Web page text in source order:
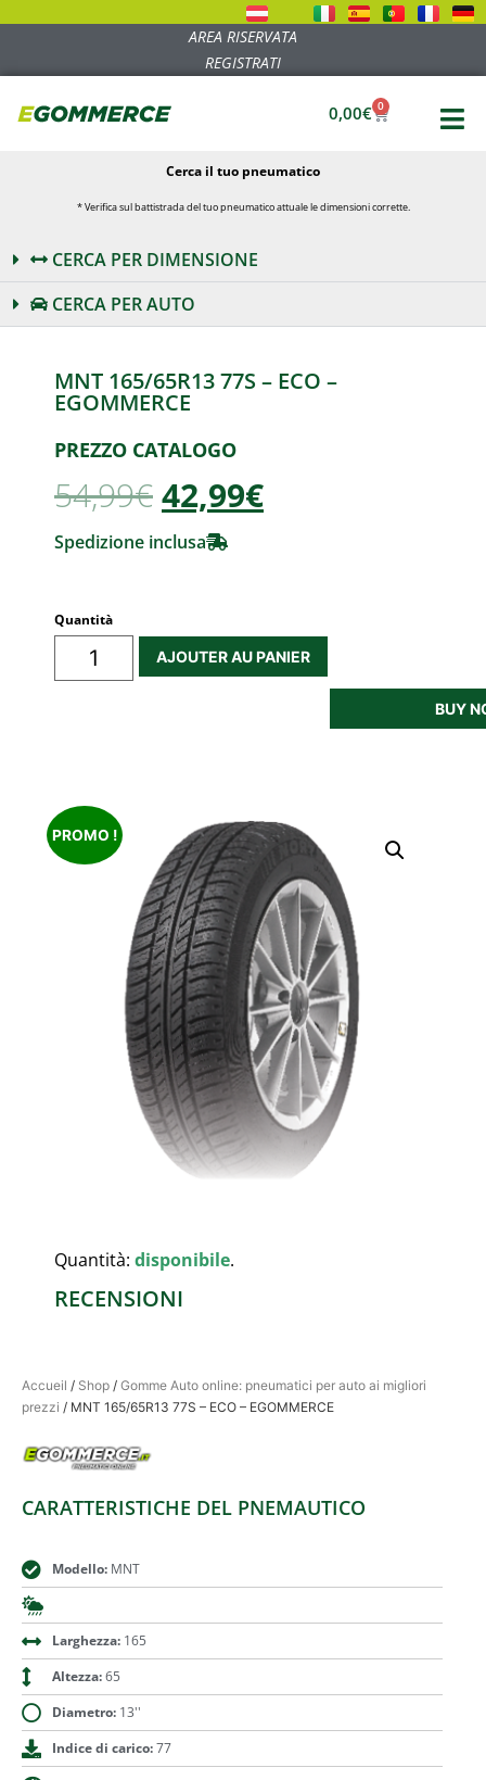
AREA RISERVATA
REGISTRATI
0,00€ 0
Cerca il tuo pneumatico
* Verifica sul battistrada del tuo pneumatico attuale le dimensioni corrette.
CERCA PER DIMENSIONE
CERCA PER AUTO
Accueil / Shop / Gomme Auto online: pneumatici per auto ai migliori
prezzi / MNT 165/65R13 77S – ECO – EGOMMERCE
CARATTERISTICHE DEL PNEMAUTICO
Modello:MNT
Larghezza:165
Altezza:65
Diametro:13''
Indice di carico:77
MNT 165/65R13 77S – ECO –
EGOMMERCE
PREZZO CATALOGO
54,99€42,99€
Spedizione inclusa
Quantità
AJOUTER AU PANIER
BUY
PROMO !
Quantità: disponibile.
RECENSIONI